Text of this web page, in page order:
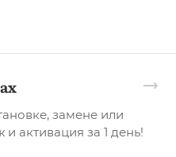
замене или
активация за 1 день!